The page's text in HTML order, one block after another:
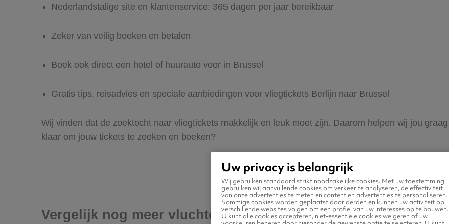
Nederlandstalige site en klantenservice: 365 dagen per jaar bereikbaar
Zeker van veilig boeken en betalen
Boek ook direct een hotel of huurauto voor in Brussel
Gratis tips, reisadvies en speciale aanbiedingen voor vliegtickets Berlijn naar Brussel
Wij vinden dat de zoektocht naar vliegtickets makkelijk en leuk moet zijn. Daarom helpen wij jou
klaar om jouw tickets te zoeken en boeken?
Vergelijk nog meer vluchten naar Brussel
Uw privacy is belangrijk
Wij gebruiken standaard strikt noodzakelijke cookies. Met uw toestemming
gebruiken wij aanvullende cookies om verkeer te analyseren, de effectiviteit
van onze advertenties te meten en content en advertenties te personaliseren.
Sommige cookies worden geplaatst door derden en kunnen uw activiteit op
verschillende websites volgen om een profiel van uw interesses op te bouwen.
U kunt alle cookies accepteren, niet-essentiële cookies weigeren of uw